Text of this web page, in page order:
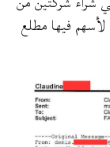
فيها مطلع